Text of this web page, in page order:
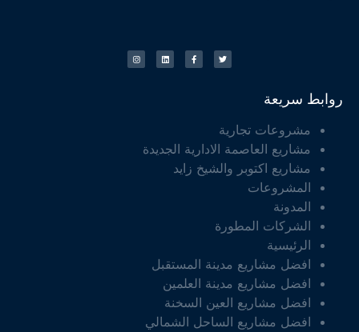
روابط سريعة
مشروعات تجارية
مشاريع العاصمة الادارية الجديدة
مشاريع اكتوبر والشيخ زايد
المشروعات
المدونة
الشركات المطورة
الرئيسية
افضل مشاريع مدينة المستقبل
افضل مشاريع مدينة العلمين
افضل مشاريع العين السخنة
افضل مشاريع الساحل الشمالي